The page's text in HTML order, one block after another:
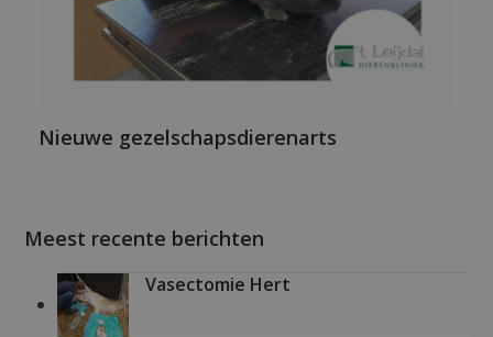
Nieuwe gezelschapsdierenarts
Meest recente berichten
Vasectomie Hert